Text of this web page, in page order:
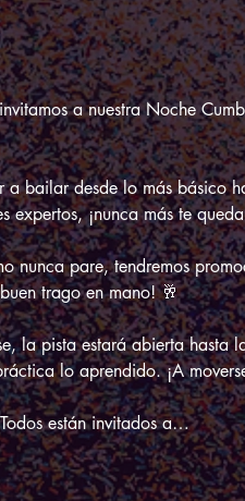
a nuestra Noche
bailar desde lo más básico
¡nunca más te
nunca pare, tendremos
trago en mano! 🥂
la pista estará abierta
lo aprendido. ¡A
están invitados a…